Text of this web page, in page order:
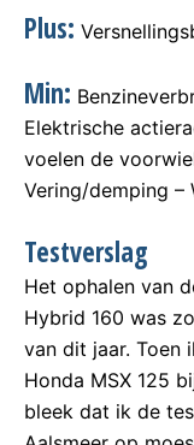
Plus:
Min:
Elektrische
voelen de
Vering/demping –
Testverslag
Het ophalen van
Hybrid 160 was
van dit jaar. Toen
Honda MSX 125
bleek dat ik de